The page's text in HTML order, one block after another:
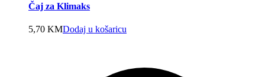
Čaj za Klimaks
5,70 KMDodaj u košaricu